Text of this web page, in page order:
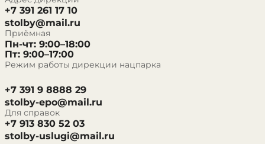
+7 391 261 17 10
stolby@mail.ru
Приёмная
Пн-чт: 9:00–18:00
Пт: 9:00–17:00
Режим работы дирекции нацпарка
+7 391 9 8888 29
stolby-epo@mail.ru
Для справок
+7 913 830 52 03
stolby-uslugi@mail.ru